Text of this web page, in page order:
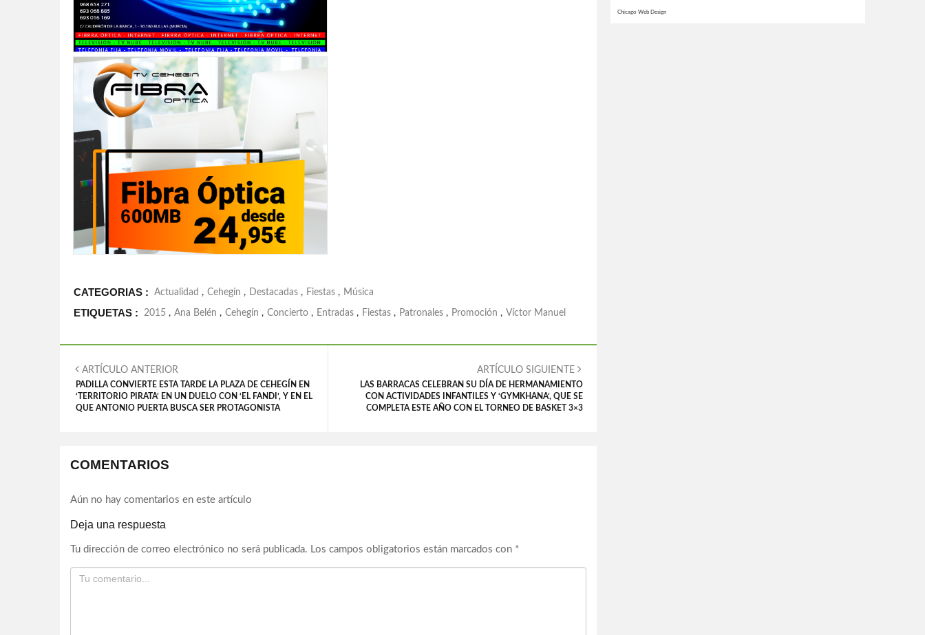
CATEGORIAS : Actualidad , Cehegín , Destacadas , Fiestas , Música
ETIQUETAS : 2015 , Ana Belén , Cehegín , Concierto , Entradas , Fiestas , Patronales , Promoción , Víctor Manuel
ARTÍCULO ANTERIOR
PADILLA CONVIERTE ESTA TARDE LA PLAZA DE CEHEGÍN EN
‘TERRITORIO PIRATA’ EN UN DUELO CON ‘EL FANDI’, Y EN EL
QUE ANTONIO PUERTA BUSCA SER PROTAGONISTA
ARTÍCULO SIGUIENTE
LAS BARRACAS CELEBRAN SU DÍA DE HERMANAMIENTO
CON ACTIVIDADES INFANTILES Y ‘GYMKHANA’, QUE SE
COMPLETA ESTE AÑO CON EL TORNEO DE BASKET 3×3
COMENTARIOS
Aún no hay comentarios en este artículo
Deja una respuesta
Tu dirección de correo electrónico no será publicada. Los campos obligatorios están marcados con *
Chicago Web Design